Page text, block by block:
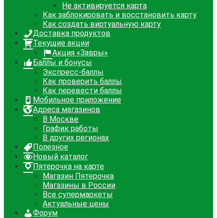
Не активируется карта
Как заблокировать и восстановить карту
Как создать виртуальную карту
Доставка продуктов
Текущие акции
Акция «Завры»
Баллы и бонусы
Экспресс-баллы
Как проверить баллы
Как перевести баллы
Мобильное приложение
Адреса магазинов
В Москве
График работы
В других регионах
Полезное
Новый каталог
Пятерочка на карте
Магазин Пятерочка
Магазины в России
Все супермаркеты
Актуальные цены
Форум